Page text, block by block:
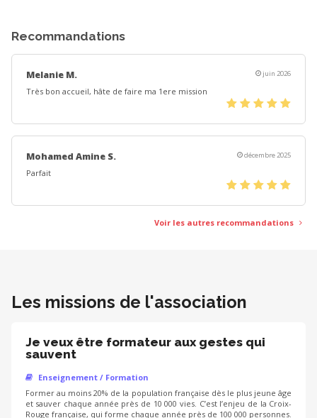
Recommandations
juin 2026
Melanie M.
Très bon accueil, hâte de faire ma 1ere mission
(*)(*)(*)(*)(*)
décembre 2025
Mohamed Amine S.
Parfait
(*)(*)(*)(*)(*)
Voir les autres recommandations
Les missions de l'association
Je veux être formateur aux gestes qui
sauvent
Enseignement / Formation
Former au moins 20% de la population française dès le plus jeune âge
et sauver chaque année près de 10 000 vies. C’est l’enjeu de la Croix-
Rouge française, qui forme chaque année près de 100 000 personnes.